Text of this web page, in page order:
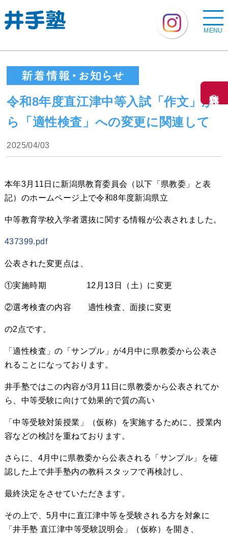
MENU
令和8年度直江津中等入試「作文」か
ら「適性検査」への変更に関連して
2025/04/03
本年3月11日に新潟県教育委員会（以下「県教委」と表
記）のホームページ上で令和8年度新潟県立
中等教育学校入学者選抜に関する情報が公表されました。
437399.pdf
公表された変更点は、
①実施時期 12月13日（土）に変更
②選考検査の内容 適性検査、面接に変更
の2点です。
「適性検査」の「サンプル」が4月中に県教委から公表さ
れることになっております。
井手塾ではこの内容が3月11日に県教委から公表されてか
ら、中等受験に向けて効果的で質の高い
「中等受験対策授業」（仮称）を実施するために、授業内
容などの検討を重ねております。
さらに、4月中に県教委から公表される「サンプル」を確
認した上で井手塾内の教科スタッフで再検討し、
最終決定をさせていただきます。
その上で、5月中に直江津中等を受験される方を対象に
「井手塾 直江津中等受験説明会」（仮称）を開き、
無料体験＆資料請求